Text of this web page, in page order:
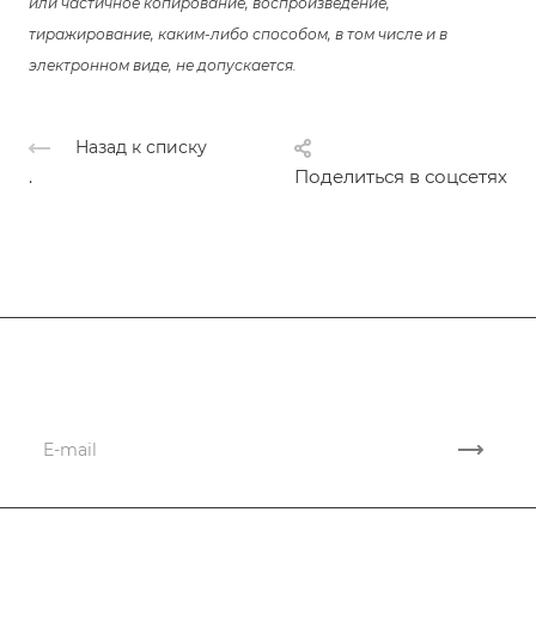
тиражирование, каким-либо способом, в том числе и в
электронном виде, не допускается.
Назад к списку
Поделиться в соцсетях
.